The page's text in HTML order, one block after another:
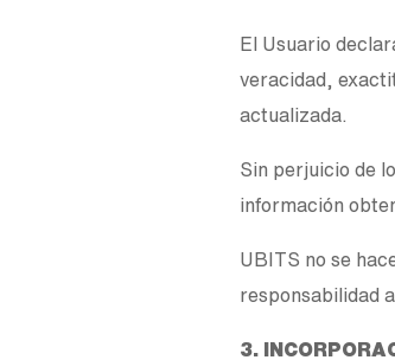
El Usuario
veracidad,
actualizada.
Sin perjuicio de
información
UBITS no se
responsabilidad
3.